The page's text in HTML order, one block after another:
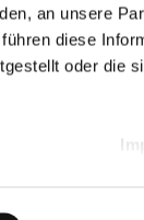
an unsere
diese
oder die
hessen.de